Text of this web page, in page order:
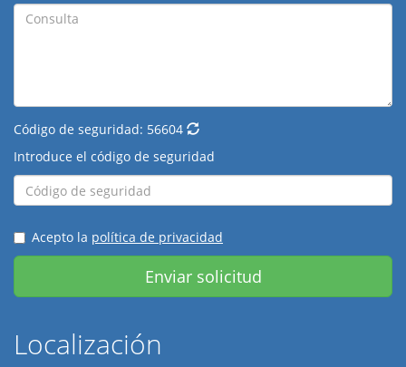
Código de seguridad: 56604
Introduce el código de seguridad
Acepto la política de privacidad
Enviar solicitud
Localización